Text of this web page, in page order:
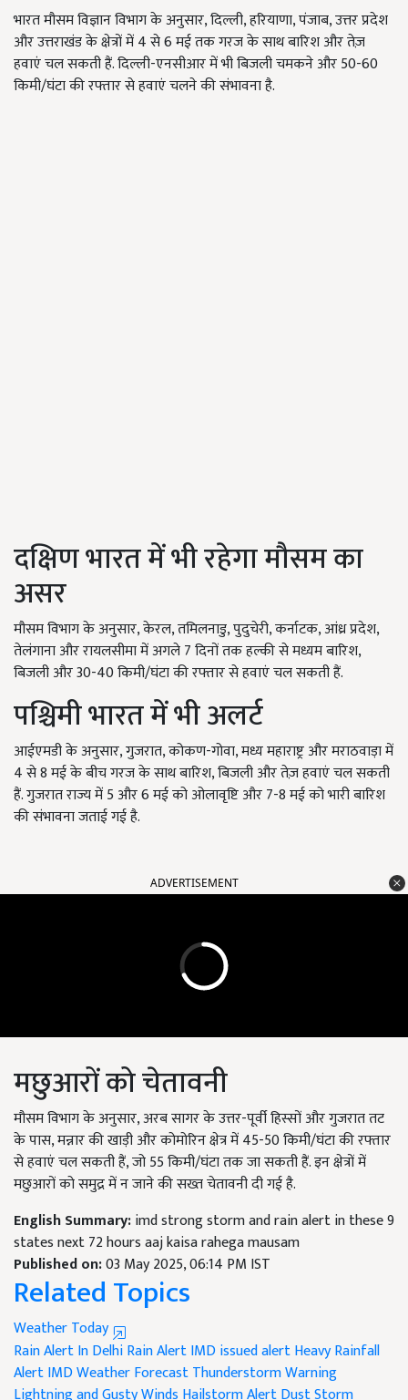
भारत मौसम विज्ञान विभाग के अनुसार, दिल्ली, हरियाणा, पंजाब, उत्तर प्रदेश
और उत्तराखंड के क्षेत्रों में 4 से 6 मई तक गरज के साथ बारिश और तेज़
हवाएं चल सकती हैं. दिल्ली-एनसीआर में भी बिजली चमकने और 50-60
किमी/घंटा की रफ्तार से हवाएं चलने की संभावना है.
दक्षिण भारत में भी रहेगा मौसम का
असर
मौसम विभाग के अनुसार, केरल, तमिलनाडु, पुदुचेरी, कर्नाटक, आंध्र प्रदेश,
तेलंगाना और रायलसीमा में अगले 7 दिनों तक हल्की से मध्यम बारिश,
बिजली और 30-40 किमी/घंटा की रफ्तार से हवाएं चल सकती हैं.
पश्चिमी भारत में भी अलर्ट
आईएमडी के अनुसार, गुजरात, कोकण-गोवा, मध्य महाराष्ट्र और मराठवाड़ा में
4 से 8 मई के बीच गरज के साथ बारिश, बिजली और तेज़ हवाएं चल सकती
हैं. गुजरात राज्य में 5 और 6 मई को ओलावृष्टि और 7-8 मई को भारी बारिश
की संभावना जताई गई है.
ADVERTISEMENT
मछुआरों को चेतावनी
मौसम विभाग के अनुसार, अरब सागर के उत्तर-पूर्वी हिस्सों और गुजरात तट
के पास, मन्नार की खाड़ी और कोमोरिन क्षेत्र में 45-50 किमी/घंटा की रफ्तार
से हवाएं चल सकती हैं, जो 55 किमी/घंटा तक जा सकती हैं. इन क्षेत्रों में
मछुआरों को समुद्र में न जाने की सख्त चेतावनी दी गई है.
English Summary:imd strong storm and rain alert in these 9
states next 72 hours aaj kaisa rahega mausam
Published on:03 May 2025, 06:14 PM IST
Related Topics
Weather Today
Rain Alert In DelhiRain AlertIMD issued alertHeavy Rainfall
AlertIMD Weather ForecastThunderstorm Warning